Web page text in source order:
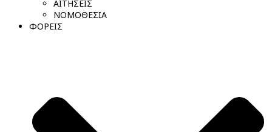
ΑΙΤΗΣΕΙΣ
ΝΟΜΟΘΕΣΙΑ
ΦΟΡΕΙΣ